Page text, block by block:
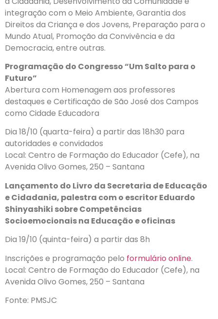
integração com o Meio Ambiente, Garantia dos
Direitos da Criança e dos Jovens, Preparação para o
Mundo Atual, Promoção da Convivência e da
Democracia, entre outras.
Programação do Congresso “Um Salto para o
Futuro”
Abertura com Homenagem aos professores
destaques e Certificação de São José dos Campos
como Cidade Educadora
Dia 18/10 (quarta-feira) a partir das 18h30 para
autoridades e convidados
Local: Centro de Formação do Educador (Cefe), na
Avenida Olivo Gomes, 250 – Santana
Lançamento do Livro da Secretaria de Educação
e Cidadania, palestra com o escritor Eduardo
Shinyashiki sobre Competências
Socioemocionais na Educação e oficinas
Dia 19/10 (quinta-feira) a partir das 8h
Inscrições e programação pelo formulário online.
Local: Centro de Formação do Educador (Cefe), na
Avenida Olivo Gomes, 250 – Santana
Fonte: PMSJC